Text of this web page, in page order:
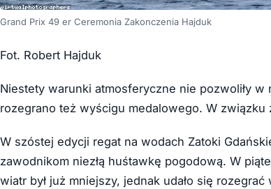
Grand Prix 49 er Ceremonia Zakonczenia Hajduk
Fot. Robert Hajduk
Niestety warunki atmosferyczne nie pozwoliły
rozegrano też wyścigu medalowego. W
W szóstej edycji regat na wodach Zatoki
zawodnikom niezłą huśtawkę pogodową. W
wiatr był już mniejszy, jednak udało się